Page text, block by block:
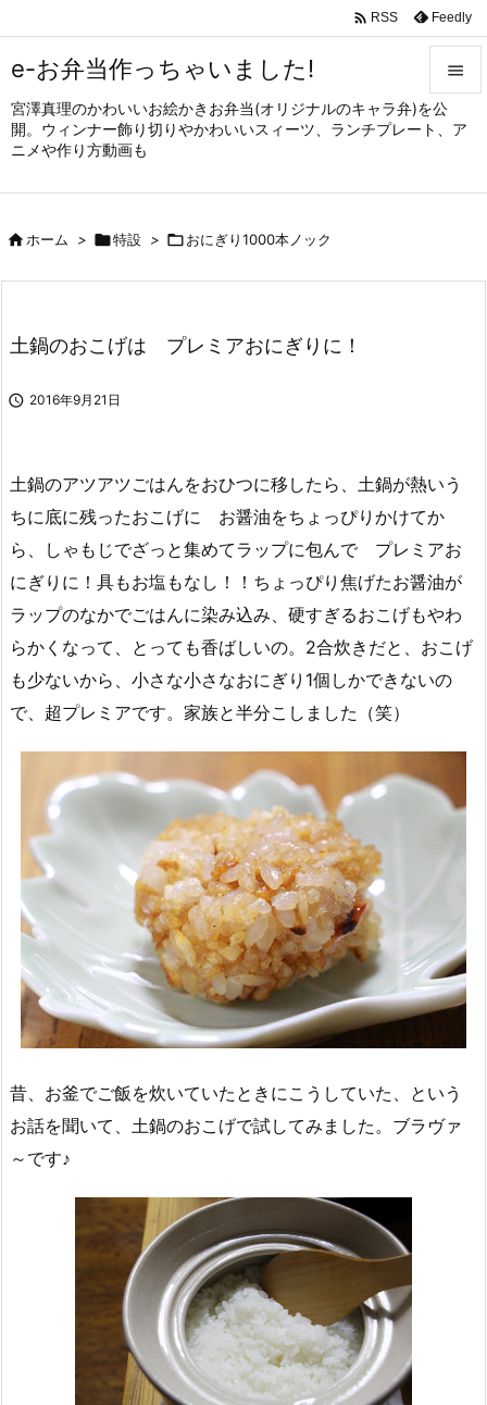
e-お弁当作っちゃいました!
宮澤真理のかわいいお絵かきお弁当(オリジナルのキャラ弁)を公
開。ウィンナー飾り切りやかわいいスィーツ、ランチプレート、ア
ニメや作り方動画も


メニュ
サイド

 RSS Feedly
ホーム > 特設 > おにぎり1000本ノック
土鍋のおこげは プレミアおにぎりに！
 2016年9月21日
土鍋のアツアツごはんをおひつに移したら、土鍋が熱いう
ちに底に残ったおこげに お醤油をちょっぴりかけてか
ら、しゃもじでざっと集めてラップに包んで プレミアお
にぎりに！具もお塩もなし！！ちょっぴり焦げたお醤油が
ラップのなかでごはんに染み込み、硬すぎるおこげもやわ
らかくなって、とっても香ばしいの。2合炊きだと、おこげ
も少ないから、小さな小さなおにぎり1個しかできないの
で、超プレミアです。家族と半分こしました（笑）
昔、お釜でご飯を炊いていたときにこうしていた、という
お話を聞いて、土鍋のおこげで試してみました。ブラヴァ
～です♪